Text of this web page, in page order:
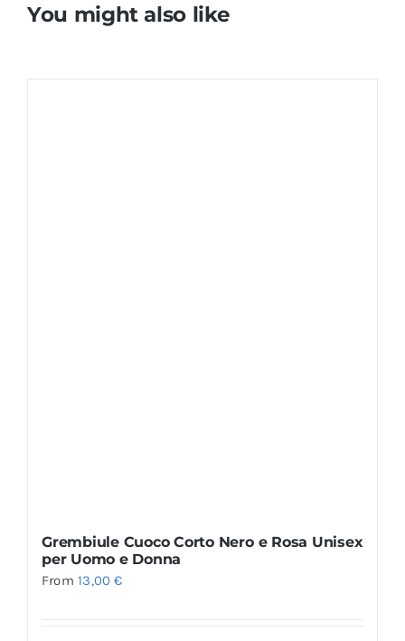
You might also like
Grembiule Cuoco Corto Nero e Rosa Unisex
per Uomo e Donna
From13,00€